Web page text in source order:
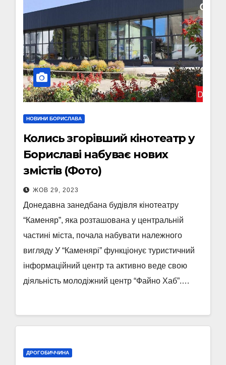
НОВИНИ БОРИСЛАВА
Колись згорівший кінотеатр у
Бориславі набуває нових
змістів (Фото)
ЖОВ 29, 2023
Донедавна занедбана будівля кінотеатру
“Каменяр”, яка розташована у центральній
частині міста, почала набувати належного
вигляду У “Каменярі” функціонує туристичний
інформаційний центр та активно веде свою
діяльність молодіжний центр “Файно Хаб”.…
ДРОГОБИЧЧИНА